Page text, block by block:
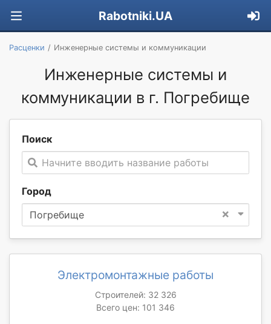
Rabotniki.UA
Расценки Инженерные системы и коммуникации
Инженерные системы и
коммуникации в г. Погребище
Поиск
Начните вводить название работы
Город
×
Погребище
Электромонтажные работы
Строителей: 32 326
Всего цен: 101 346